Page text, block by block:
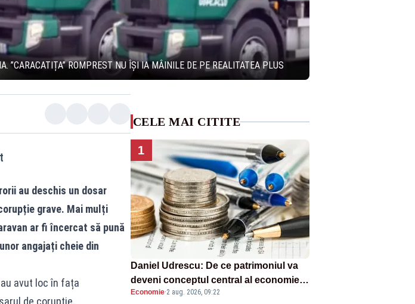
”CARACATIȚA” ROMPREST NU ÎȘI IA MÂINILE DE PE REALITATEA PLUS
au deschis un dosar
grave. Mai mulți
ar fi încercat să pună
angajați cheie din
avut loc în fața
de corupție.
CELE MAI CITITE
1
Daniel Udrescu: De ce patrimoniul va
deveni conceptul central al economiei
viitoare?
Economie·2 aug. 2026, 09:22